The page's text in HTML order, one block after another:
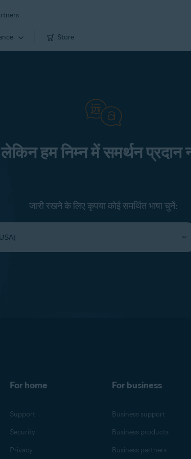
Store
हम निम्न में समर्थन प्रदान
जारी रखने के लिए कृपया कोई समर्थित भाषा चुनें:
For home
Support
Security
Privacy
For business
Business support
Business products
Business partners